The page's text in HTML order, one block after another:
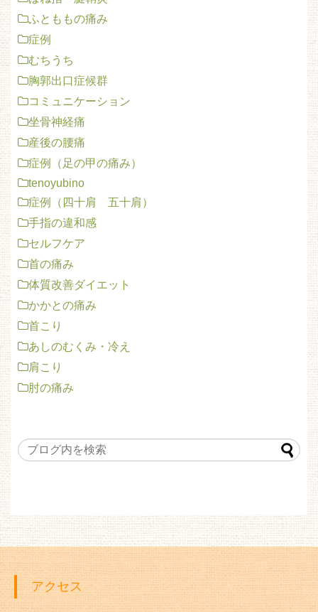
ふとももの痛み
症例
むちうち
胸郭出口症候群
コミュニケーション
坐骨神経痛
産後の腰痛
症例（足の甲の痛み）
tenoyubino
症例（四十肩 五十肩）
手指の違和感
セルフケア
首の痛み
体質改善ダイエット
かかとの痛み
首こり
あしのむくみ・冷え
肩こり
肘の痛み
アクセス